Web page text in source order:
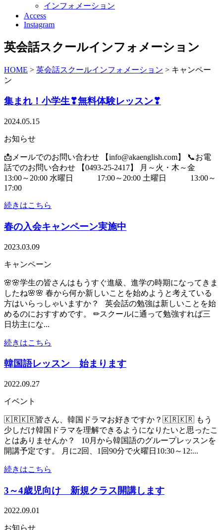
インフォメーション
Access
Instagram
英会話スクールインフォメーション
HOME > 英会話スクールインフォメーション > キャンペー
ン
集まれ！小学生❣無料体験レッスン❣
2024.05.15
お知らせ
📩メールでのお問い合わせ 【info@akaenglish.com】 📞お電
話でのお問い合わせ 【0493-25-2417】 月～火・木～金
13:00～20:00 水曜日 17:00～20:00 土曜日 13:00～
17:00
続きはこちら
春の入会キャンペーン実施中
2023.03.09
キャンペーン
🌸🌸学生の皆さんはもうすぐ進級、進学の時期になってきま
したね🌸🌸 春から何か新しいことを始めようと考えている
方はいらっしゃいますか？ 英会話の勉強は新しいことを始
めるのにおすすめです。 ✏スクールに通って勉強すれば三
日坊主にな...
続きはこちら
韓国語レッスン 始まります
2022.09.27
イベント
🇰🇷🇰🇷皆さん、韓国ドラマお好きですか？🇰🇷🇰🇷 もう
少しだけ韓国ドラマを理解できるようになりたいと思ったこ
とはありませんか？ 10月から韓国語のグループレッスンを
開講予定です。 月に2回、1回90分で火曜日10:30～12:...
続きはこちら
3～4歳児向け 新規クラス開講します
2022.09.01
お知らせ